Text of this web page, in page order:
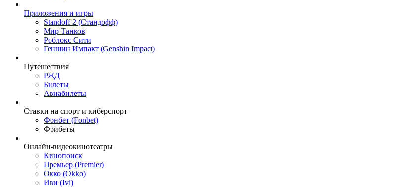
Приложения и игры
Standoff 2 (Стандофф)
Мир Танков
Роблокс Сити
Геншин Импакт (Genshin Impact)
Путешествия
РЖД
Билеты
Авиабилеты
Ставки на спорт и киберспорт
Фонбет (Fonbet)
Фрибеты
Онлайн-видеокинотеатры
Кинопоиск
Премьер (Premier)
Окко (Okko)
Иви (Ivi)